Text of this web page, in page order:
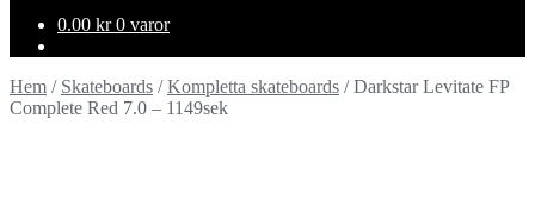
0.00 kr 0 varor
Hem / Skateboards /Kompletta skateboards /Darkstar Levitate FP
Complete Red 7.0 – 1149sek